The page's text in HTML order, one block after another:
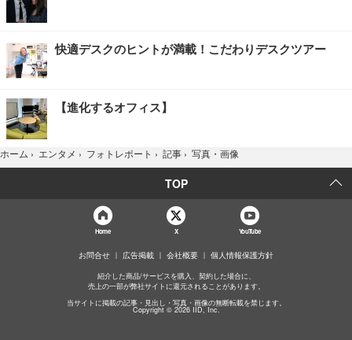
快適デスクのヒントが満載！こだわりデスクツアー
【進化するオフィス】
ホーム › エンタメ › フォトレポート › 記事 › 写真・画像
TOP
Home X YouTube
お問合せ 広告掲載 会社概要 個人情報保護方針
紹介した商品/サービスを購入、契約した場合に、
売上の一部が弊社サイトに還元されることがあります。
当サイトに掲載の記事・見出し・写真・画像の無断転載を禁じます。
Copyright © 2026 IID, Inc.